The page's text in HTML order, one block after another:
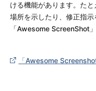
ける機能があります。た
場所を示したり、修正指示
「Awesome ScreenShot
「Awesome